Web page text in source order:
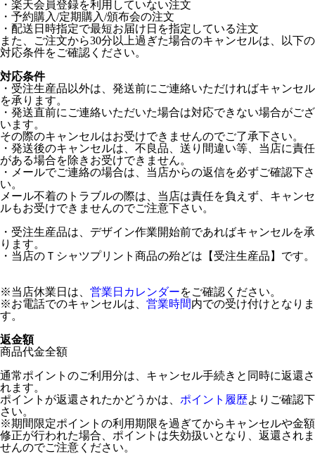
・楽天会員登録を利用していない注文
・予約購入/定期購入/頒布会の注文
・配送日時指定で最短お届け日を指定している注文
また、ご注文から30分以上過ぎた場合のキャンセルは、以下の
対応条件をご確認ください。
対応条件
・受注生産品以外は、発送前にご連絡いただければキャンセル
を承ります。
・発送直前にご連絡いただいた場合は対応できない場合がござ
います。
その際のキャンセルはお受けできませんのでご了承下さい。
・発送後のキャンセルは、不良品、送り間違い等、当店に責任
がある場合を除きお受けできません。
・メールでご連絡の場合は、当店からの返信を必ずご確認下さ
い。
メール不着のトラブルの際は、当店は責任を負えず、キャンセ
ルもお受けできませんのでご注意下さい。
・受注生産品は、デザイン作業開始前であればキャンセルを承
ります。
・当店のＴシャツプリント商品の殆どは【受注生産品】です。
※当店休業日は、 営業日カレンダーをご確認ください。
※お電話でのキャンセルは、 営業時間内での受け付けとなりま
す。
返金額
商品代金全額
通常ポイントのご利用分は、キャンセル手続きと同時に返還さ
れます。
ポイントが返還されたかどうかは、 ポイント履歴よりご確認下
さい。
※期間限定ポイントの利用期限を過ぎてからキャンセルや金額
修正が行われた場合、ポイントは失効扱いとなり、返還されま
せんのでご注意ください。